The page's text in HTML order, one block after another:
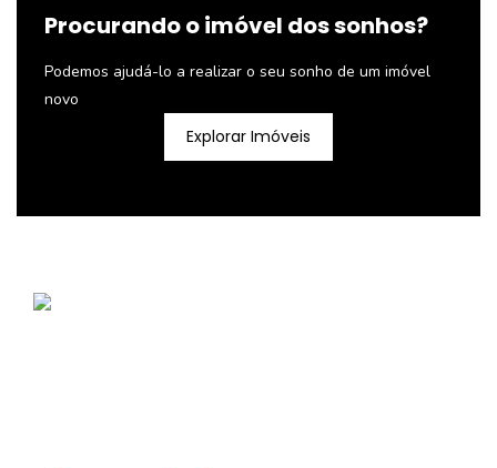
Procurando o imóvel dos sonhos?
Podemos ajudá-lo a realizar o seu sonho de um imóvel
novo
Explorar Imóveis